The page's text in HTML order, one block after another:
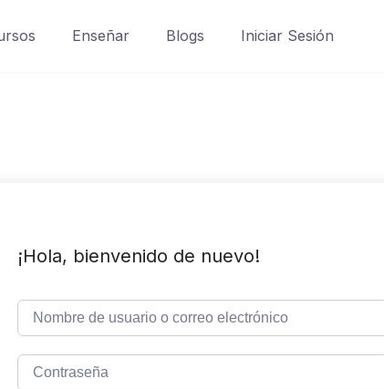
Enseñar Blogs Iniciar Sesión
¡Hola, bienvenido de nuevo!